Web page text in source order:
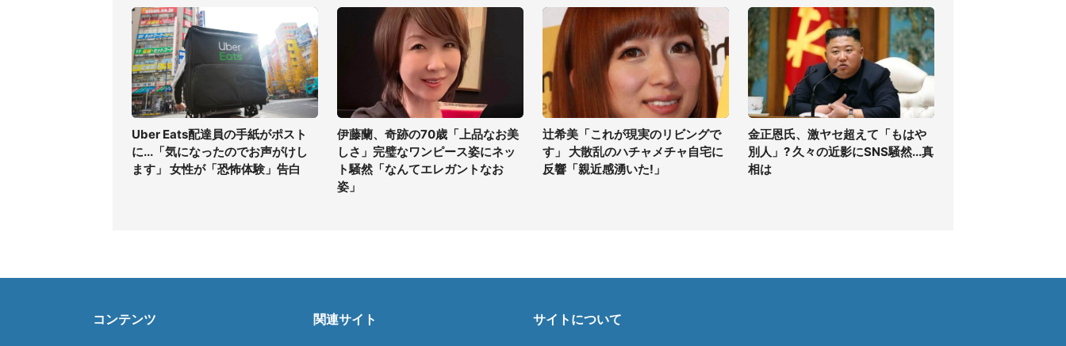
Uber Eats配達員の手紙がポスト
に...「気になったのでお声がけし
ます」 女性が「恐怖体験」告白
伊藤蘭、奇跡の70歳「上品なお美
しさ」完璧なワンピース姿にネッ
ト騒然「なんてエレガントなお
姿」
辻希美「これが現実のリビングで
す」 大散乱のハチャメチャ自宅に
反響「親近感湧いた!」
金正恩氏、激ヤセ超えて「もはや
別人」? 久々の近影にSNS騒然...真
相は
コンテンツ 関連サイト サイトについて